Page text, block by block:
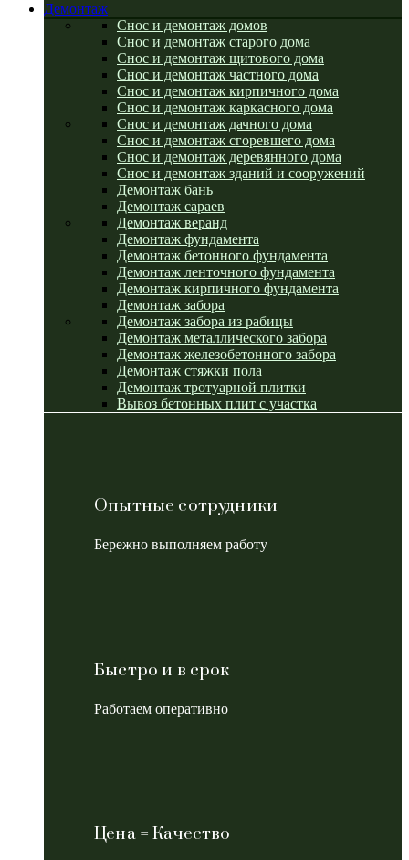
Демонтаж
Снос и демонтаж домов
Снос и демонтаж старого дома
Снос и демонтаж щитового дома
Снос и демонтаж частного дома
Снос и демонтаж кирпичного дома
Снос и демонтаж каркасного дома
Снос и демонтаж дачного дома
Снос и демонтаж сгоревшего дома
Снос и демонтаж деревянного дома
Снос и демонтаж зданий и сооружений
Демонтаж бань
Демонтаж сараев
Демонтаж веранд
Демонтаж фундамента
Демонтаж бетонного фундамента
Демонтаж ленточного фундамента
Демонтаж кирпичного фундамента
Демонтаж забора
Демонтаж забора из рабицы
Демонтаж металлического забора
Демонтаж железобетонного забора
Демонтаж стяжки пола
Демонтаж тротуарной плитки
Вывоз бетонных плит с участка
Опытные сотрудники
Бережно выполняем работу
Быстро и в срок
Работаем оперативно
Цена = Качество